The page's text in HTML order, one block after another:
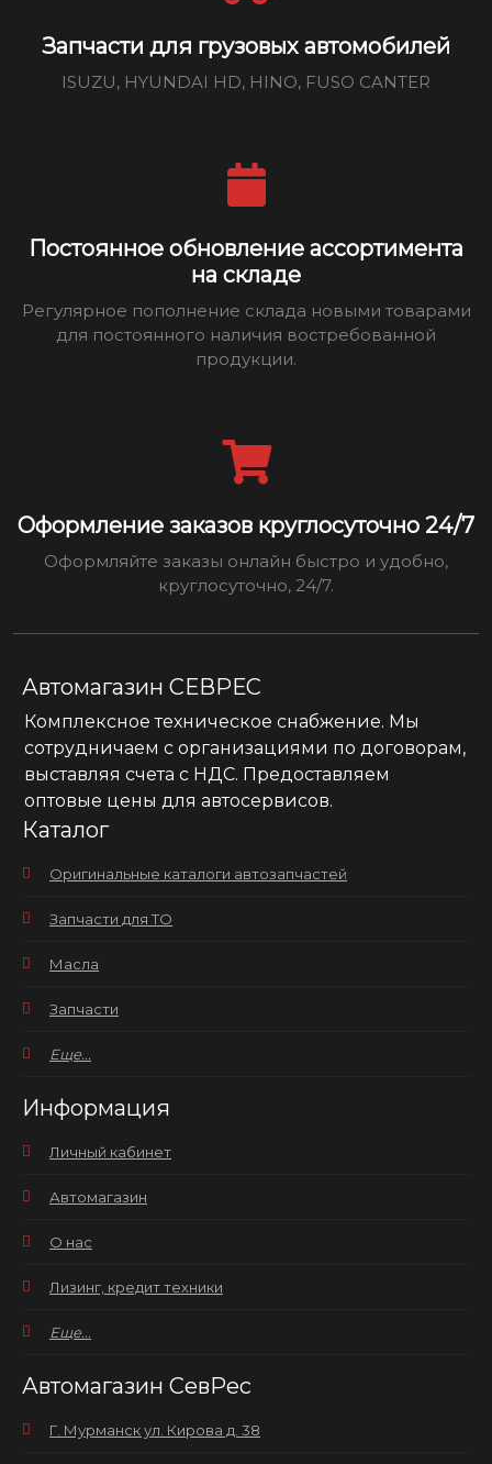
Запчасти для грузовых автомобилей
ISUZU, HYUNDAI HD, HINO, FUSO CANTER
Постоянное обновление ассортимента
на складе
Регулярное пополнение склада новыми товарами
для постоянного наличия востребованной
продукции.
Оформление заказов круглосуточно 24/7
Оформляйте заказы онлайн быстро и удобно,
круглосуточно, 24/7.
Автомагазин СЕВРЕС
Комплексное техническое снабжение. Мы
сотрудничаем с организациями по договорам,
выставляя счета с НДС. Предоставляем
оптовые цены для автосервисов.
Каталог
Оригинальные каталоги автозапчастей
Запчасти для ТО
Масла
Запчасти
Еще...
Информация
Личный кабинет
Автомагазин
О нас
Лизинг, кредит техники
Еще...
Автомагазин СевРес
Г. Мурманск ул. Кирова д. 38